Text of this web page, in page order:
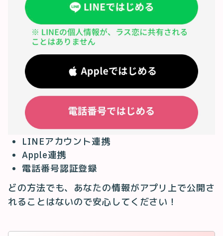
LINEアカウント連携
Apple連携
電話番号認証登録
どの方法でも、あなたの情報がアプリ上で公開さ
れることはないので安心してください！